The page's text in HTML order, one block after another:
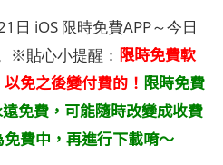
日 iOS 限時免費APP～今日
※貼心小提醒： 限時免費軟
免之後變付費的！ 限時免費
免費，可能隨時改變成收費
費中，再進行下載唷～